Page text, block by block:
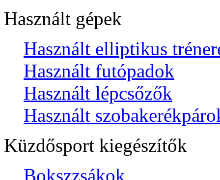
Használt gépek
Használt elliptikus
Használt futópadok
Használt lépcsőzők
Használt
Küzdősport kiegészítők
Bokszzsákok